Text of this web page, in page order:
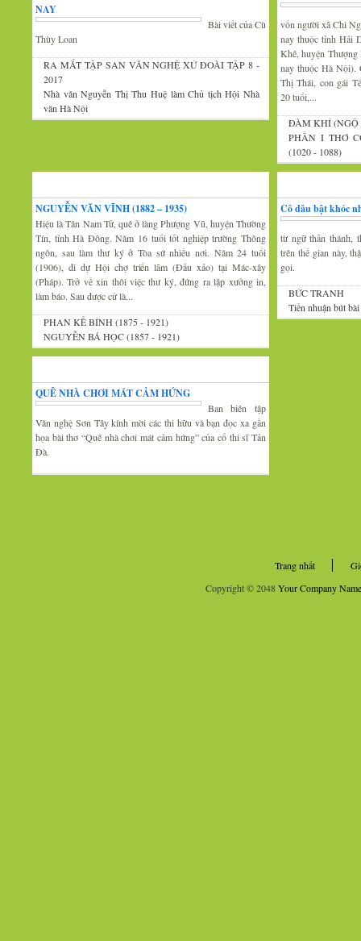
NAY
Bài viết của Cù
Thùy Loan
RA MẮT TẬP SAN VĂN NGHỆ XỨ ĐOÀI TẬP 8 -
2017
Nhà văn Nguyễn Thị Thu Huệ làm Chủ tịch Hội Nhà
văn Hà Nội
vốn người xã Chi
nay thuộc tỉnh Hải
Khê, huyện
nay thuộc Hà Nội).
Thị Thái, con gái
20 tuổi,...
ĐÀM KHÍ (NGỘ
PHẦN I THƠ
(1020 - 1088)
NGUYỄN VĂN VĨNH (1882 – 1935)
Hiệu là Tân Nam Tử, quê ở làng Phượng Vũ, huyện Thường
Tín, tỉnh Hà Đông. Năm 16 tuổi tốt nghiệp trường Thông
ngôn, sau làm thư ký ở Tòa sứ nhiều nơi. Năm 24 tuổi
(1906), đi dự Hội chợ triển lãm (Đấu xảo) tại Mác-xây
(Pháp). Trở về xin thôi việc thư ký, đứng ra lập xưởng in,
làm báo. Sau được cử là...
PHAN KẾ BÍNH (1875 - 1921)
NGUYỄN BÁ HỌC (1857 - 1921)
Cô dâu bật khóc
từ ngữ thần thánh,
trên thế gian này,
gọi.
BỨC TRANH
Tiền nhuận bút
QUÊ NHÀ CHƠI MÁT CẢM HỨNG
Ban biên tập
Văn nghệ Sơn Tây kính mời các thi hữu và bạn đọc xa gần
họa bài thơ “Quê nhà chơi mát cảm hứng” của cố thi sĩ Tản
Đà.
Trang nhất
Copyright © 2048Your Company Name